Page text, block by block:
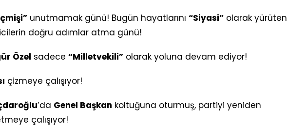
unutmamak günü! Bugün hayatlarını “Siyasi” olarak yürüten
doğru adımlar atma günü!
Özel sadece “Milletvekili” olarak yoluna devam ediyor!
çizmeye çalışıyor!
’da Genel Başkan koltuğuna oturmuş, partiyi yeniden
çalışıyor!